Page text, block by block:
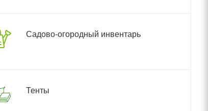
Садово-огородный инвентарь
Тенты